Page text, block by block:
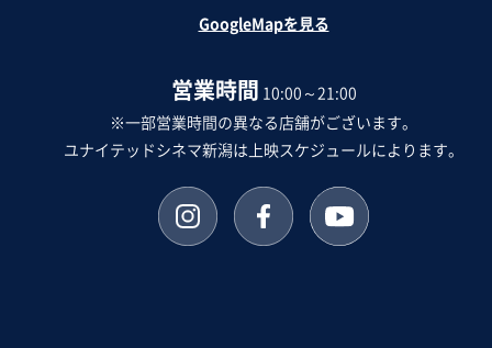
GoogleMapを見る
営業時間 10:00～21:00
※一部営業時間の異なる店舗がございます。
ユナイテッドシネマ新潟は上映スケジュールによります。